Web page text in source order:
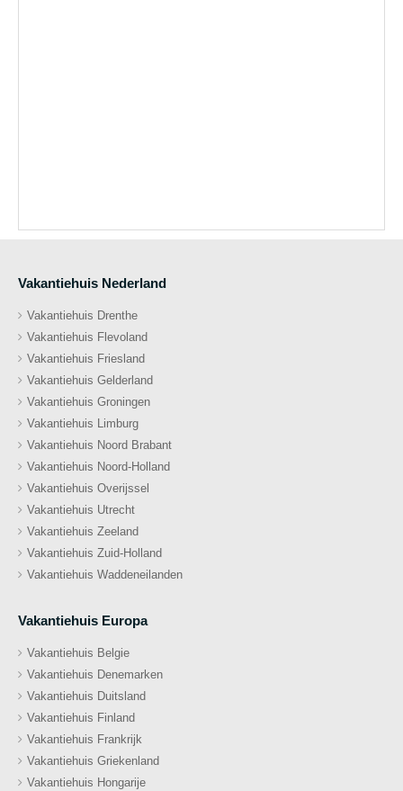
Vakantiehuis Nederland
Vakantiehuis Drenthe
Vakantiehuis Flevoland
Vakantiehuis Friesland
Vakantiehuis Gelderland
Vakantiehuis Groningen
Vakantiehuis Limburg
Vakantiehuis Noord Brabant
Vakantiehuis Noord-Holland
Vakantiehuis Overijssel
Vakantiehuis Utrecht
Vakantiehuis Zeeland
Vakantiehuis Zuid-Holland
Vakantiehuis Waddeneilanden
Vakantiehuis Europa
Vakantiehuis Belgie
Vakantiehuis Denemarken
Vakantiehuis Duitsland
Vakantiehuis Finland
Vakantiehuis Frankrijk
Vakantiehuis Griekenland
Vakantiehuis Hongarije